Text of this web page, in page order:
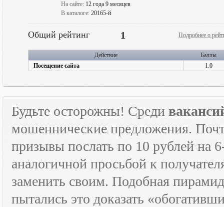
На сайте: 12 года 9 месяцев
В каталоге: 20165-й
Общий рейтинг 1 Подробнее о
Действие
Баллы
Посещение сайта
1.0
Будьте осторожны! Среди
мошеннические предложения.
призывы послать по 10 рублей на
аналогичной просьбой к
заменить своим. Подобная
пытались это доказать